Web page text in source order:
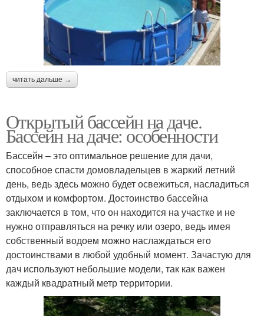
читать дальше →
Открытый бассейн на даче.
Бассейн на даче: особенности
Бассейн – это оптимальное решение для дачи,
способное спасти домовладельцев в жаркий летний
день, ведь здесь можно будет освежиться, насладиться
отдыхом и комфортом. Достоинство бассейна
заключается в том, что он находится на участке и не
нужно отправляться на речку или озеро, ведь имея
собственный водоем можно наслаждаться его
достоинствами в любой удобный момент. Зачастую для
дач используют небольшие модели, так как важен
каждый квадратный метр территории.